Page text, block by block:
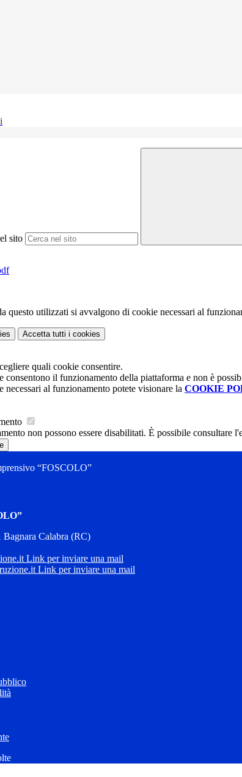
sito
questo utilizzati si avvalgono di cookie necessari al
Accetta tutti i cookies
quali cookie consentire.
consentono il funzionamento della piattaforma e non è
necessari al funzionamento potete visionare la COOKIE
non possono essere disabilitati. È possibile consultare
“FOSCOLO”
Calabra (RC)
Link per inviare una mail
Link per inviare una mail